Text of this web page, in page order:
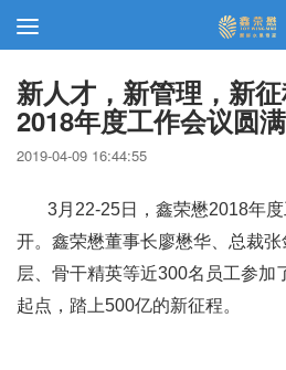
新人才，新管理，新
2018年度工作会议圆
2019-04-09 16:44:55
3月22-25日，鑫荣懋2018年
开。鑫荣懋董事长廖懋华、总裁
层、骨干精英等近300名员工参加
起点，踏上500亿的新征程。